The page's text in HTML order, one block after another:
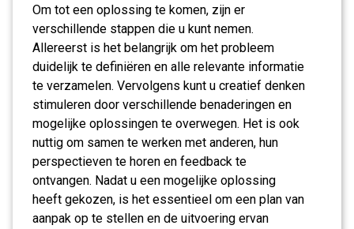
Om tot een oplossing te komen, zijn er
verschillende stappen die u kunt nemen.
Allereerst is het belangrijk om het probleem
duidelijk te definiëren en alle relevante informatie
te verzamelen. Vervolgens kunt u creatief denken
stimuleren door verschillende benaderingen en
mogelijke oplossingen te overwegen. Het is ook
nuttig om samen te werken met anderen, hun
perspectieven te horen en feedback te
ontvangen. Nadat u een mogelijke oplossing
heeft gekozen, is het essentieel om een plan van
aanpak op te stellen en de uitvoering ervan